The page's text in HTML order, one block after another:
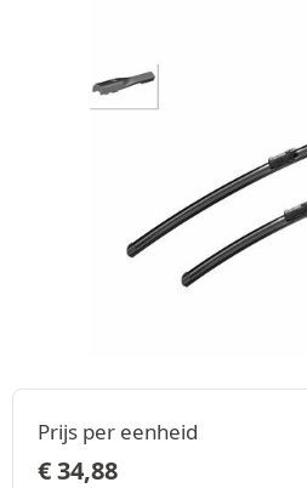
Prijs per eenheid
€34,88